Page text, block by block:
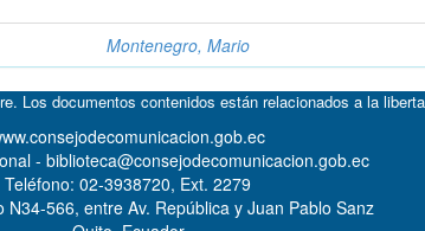
Montenegro, Mario
Los documentos contenidos están relacionados a la
- biblioteca@consejodecomunicacion.gob.ec
Teléfono: 02-3938720, Ext. 2279
N34-566, entre Av. República y Juan Pablo Sanz